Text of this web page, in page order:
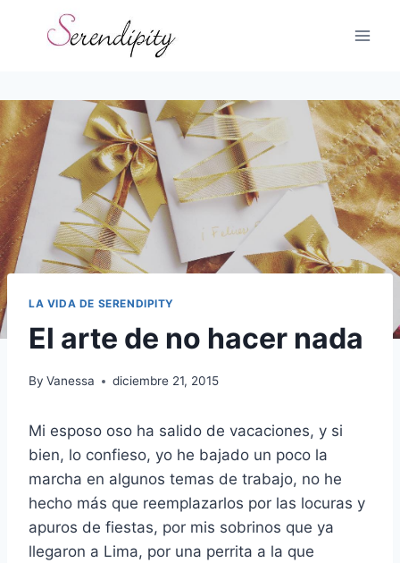
LA VIDA DE SERENDIPITY
El arte de no hacer nada
By Vanessa diciembre 21, 2015
Mi esposo oso ha salido de vacaciones, y si
bien, lo confieso, yo he bajado un poco la
marcha en algunos temas de trabajo, no he
hecho más que reemplazarlos por las locuras y
apuros de fiestas, por mis sobrinos que ya
llegaron a Lima, por una perrita a la que